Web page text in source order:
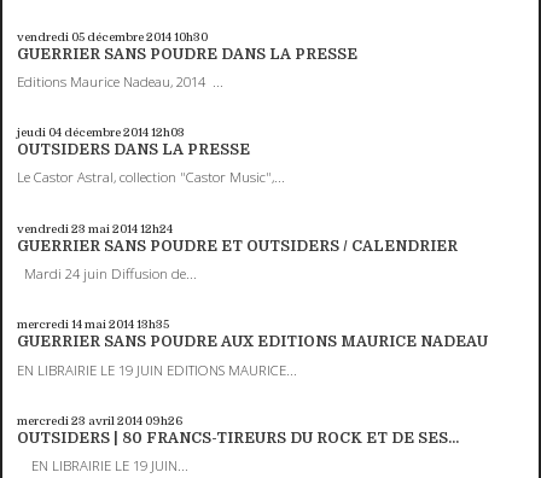
vendredi 05 décembre 201410h30
GUERRIER SANS POUDRE DANS LA PRESSE
Editions Maurice Nadeau, 2014 ...
jeudi 04 décembre 201412h03
OUTSIDERS DANS LA PRESSE
Le Castor Astral, collection "Castor Music",...
vendredi 23 mai 201412h24
GUERRIER SANS POUDRE ET OUTSIDERS / CALENDRIER
Mardi 24 juin Diffusion de...
mercredi 14mai 201413h35
GUERRIER SANS POUDRE AUX EDITIONS MAURICE NADEAU
EN LIBRAIRIE LE 19 JUIN EDITIONS MAURICE...
mercredi 23 avril 2014 09h26
OUTSIDERS | 80 FRANCS-TIREURS DU ROCK ET DE SES...
EN LIBRAIRIE LE 19 JUIN...